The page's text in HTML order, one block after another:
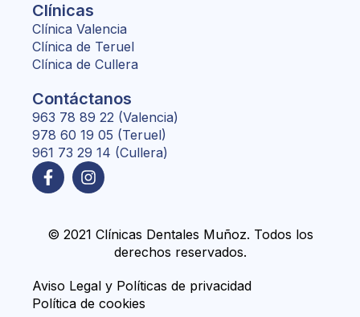
Clínicas
Clínica Valencia
Clínica de Teruel
Clínica de Cullera
Contáctanos
963 78 89 22 (Valencia)
978 60 19 05 (Teruel)
961 73 29 14 (Cullera)
© 2021 Clínicas Dentales Muñoz. Todos los
derechos reservados.
Aviso Legal y Políticas de privacidad
Política de cookies